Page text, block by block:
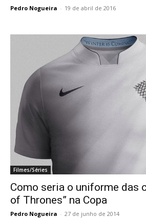
Pedro Nogueira - 19 de abril de 2016
Filmes/Séries
Como seria o uniforme das
of Thrones” na Copa
Pedro Nogueira - 27 de junho de 2014